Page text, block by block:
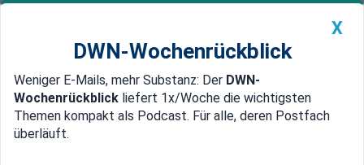
Newsticker MEIN DWN: Geldanlage Premium
Edelmetalle DWN-Magazin China
X
DWN-Wochenrückblick
Weniger E-Mails, mehr Substanz: Der DWN-
Wochenrückblick liefert 1x/Woche die wichtigsten
Themen kompakt als Podcast. Für alle, deren Postfach
überläuft.